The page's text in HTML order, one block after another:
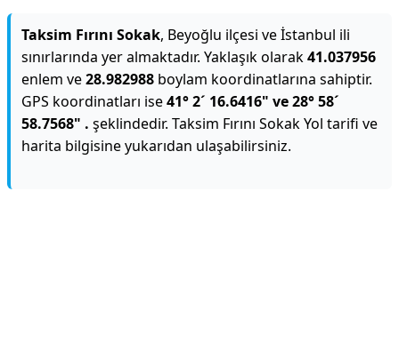
Taksim Fırını Sokak, Beyoğlu ilçesi ve İstanbul ili
sınırlarında yer almaktadır. Yaklaşık olarak41.037956
enlem ve28.982988 boylam koordinatlarına sahiptir.
GPS koordinatları ise41° 2´ 16.6416" ve 28° 58´
58.7568" . şeklindedir. Taksim Fırını Sokak Yol tarifi ve
harita bilgisine yukarıdan ulaşabilirsiniz.